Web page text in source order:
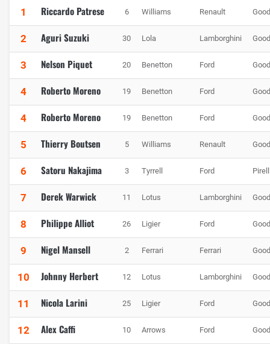
1 Riccardo Patrese 6 Williams Renault
2 Aguri Suzuki 30 Lola Lamborghini
3 Nelson Piquet 20 Benetton Ford
4 Roberto Moreno 19 Benetton Ford
4 Roberto Moreno 19 Benetton Ford
5 Thierry Boutsen 5 Williams Renault
6 Satoru Nakajima 3 Tyrrell Ford
7 Derek Warwick 11 Lotus Lamborghini
8 Philippe Alliot 26 Ligier Ford
9 Nigel Mansell 2 Ferrari Ferrari
10 Johnny Herbert 12 Lotus Lamborghini
11 Nicola Larini 25 Ligier Ford
12 Alex Caffi 10 Arrows Ford